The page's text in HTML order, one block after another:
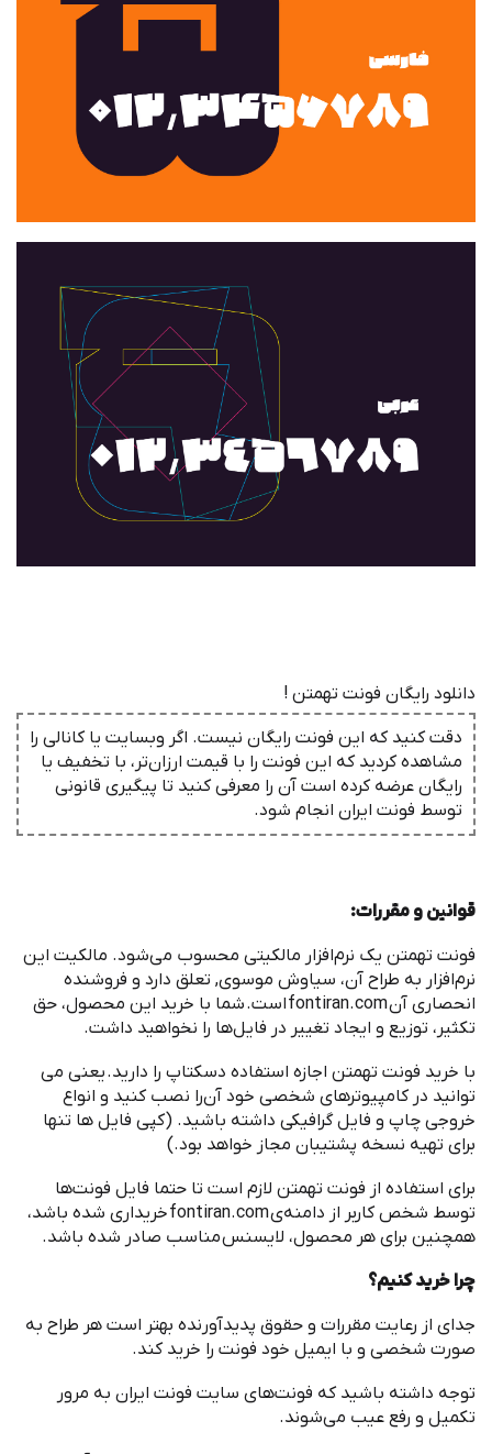
دانلود رایگان فونت تهمتن !
دقت کنید که این فونت رایگان نیست. اگر وبسایت یا کانالی را
مشاهده کردید که این فونت را با قیمت ارزان‌تر، با تخفیف یا
رایگان عرضه کرده است آن را معرفی کنید تا پیگیری قانونی
توسط فونت ‌ایران انجام شود.
قوانین و مقررات:
‌فونت تهمتن یک نرمافزار مالکیتی محسوب میشود. مالکیت این
نرمافزار به طراح آن، سیاوش موسوی, تعلق دارد و فروشنده
انحصاری آنfontiran.comاست.شما با خرید این محصول، حق
تکثیر، توزیع و ایجاد تغییر در فایلها را نخواهید داشت.
با خرید ‌فونت تهمتن اجازه استفاده دسکتاپ را دارید.یعنی می
توانید در کامپیوترهای شخصی خود آنرا نصب کنید و انواع
خروجی چاپ و فایل گرافیکی داشته باشید. (کپی فایل ها تنها
برای تهیه نسخه پشتیبان مجاز خواهد بود.)
برای استفاده از ‌فونت تهمتن لازم است تا حتما فایل فونتها
توسط شخص کاربر از دامنهیfontiran.comخریداری شده باشد،
همچنین برای هر محصول، لایسنس مناسب صادر شده باشد.
چرا خرید کنیم؟
جدای از رعایت مقررات و حقوق پدیدآورنده بهتر است هر طراح به
صورت شخصی و با ایمیل خود فونت را خرید کند.
توجه داشته باشید که فونتهای سایت فونت ایران به مرور
تکمیل و رفع عیب میشوند.